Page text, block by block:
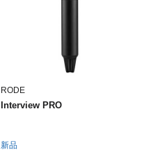
新品
RODE
Interview PRO